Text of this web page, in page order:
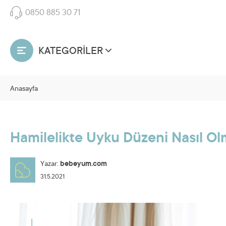
0850 885 30 71
KATEGORİLER
Anasayfa
Hamilelikte Uyku Düzeni Nasıl
Yazar: bebeyum.com
31.5.2021